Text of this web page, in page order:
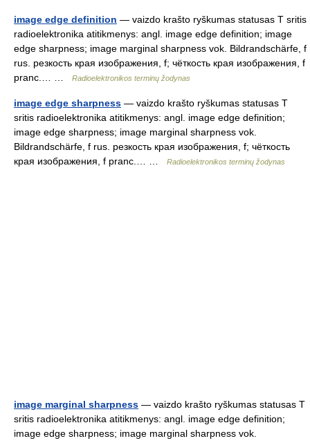
image edge definition — vaizdo krašto ryškumas statusas T sritis
radioelektronika atitikmenys: angl. image edge definition; image
edge sharpness; image marginal sharpness vok. Bildrandschärfe, f
rus. резкость края изображения, f; чёткость края изображения, f
pranc.… …
Radioelektronikos terminų žodynas
image edge sharpness — vaizdo krašto ryškumas statusas T
sritis radioelektronika atitikmenys: angl. image edge definition;
image edge sharpness; image marginal sharpness vok.
Bildrandschärfe, f rus. резкость края изображения, f; чёткость
края изображения, f pranc.… …
Radioelektronikos terminų žodynas
image marginal sharpness — vaizdo krašto ryškumas statusas T
sritis radioelektronika atitikmenys: angl. image edge definition;
image edge sharpness; image marginal sharpness vok.